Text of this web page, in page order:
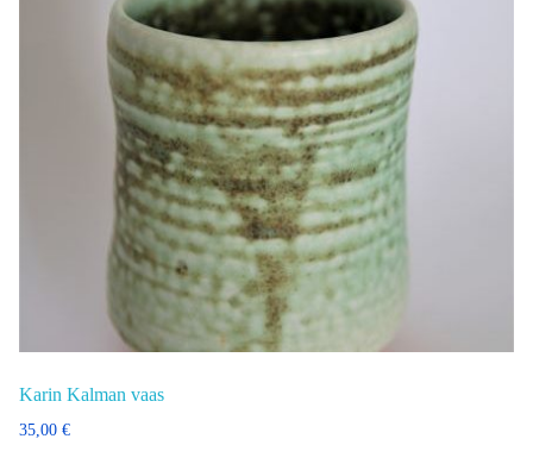
Karin Kalman vaas
35,00 €